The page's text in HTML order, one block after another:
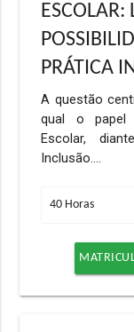
ESCOLAR:
PRÁTICA
A questão
qual o papel
Escolar,
Inclusão.…